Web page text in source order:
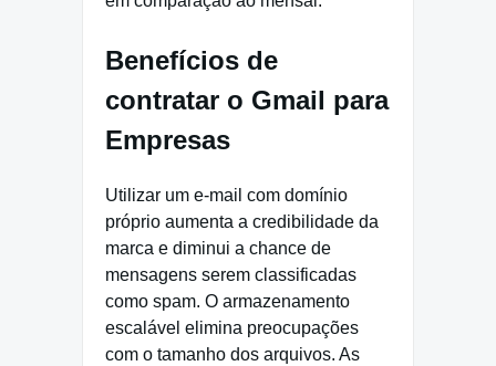
Benefícios de
contratar o Gmail para
Empresas
Utilizar um e-mail com domínio
próprio aumenta a credibilidade da
marca e diminui a chance de
mensagens serem classificadas
como spam. O armazenamento
escalável elimina preocupações
com o tamanho dos arquivos. As